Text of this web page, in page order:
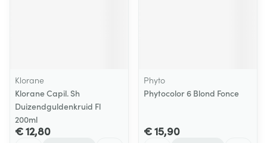
Klorane
Klorane Capil. Sh
Duizendguldenkruid Fl
200ml
€ 12,80
Phyto
Phytocolor 6 Blond Fonce
€ 15,90